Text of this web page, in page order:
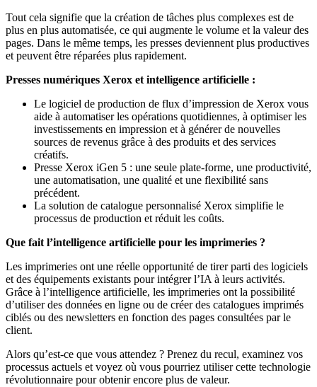
Tout cela signifie que la création de tâches plus complexes est de
plus en plus automatisée, ce qui augmente le volume et la valeur des
pages. Dans le même temps, les presses deviennent plus productives
et peuvent être réparées plus rapidement.
Presses numériques Xerox et intelligence artificielle :
Le logiciel de production de flux d’impression de Xerox vous
aide à automatiser les opérations quotidiennes, à optimiser les
investissements en impression et à générer de nouvelles
sources de revenus grâce à des produits et des services
créatifs.
Presse Xerox iGen 5 : une seule plate-forme, une productivité,
une automatisation, une qualité et une flexibilité sans
précédent.
La solution de catalogue personnalisé Xerox simplifie le
processus de production et réduit les coûts.
Que fait l’intelligence artificielle pour les imprimeries ?
Les imprimeries ont une réelle opportunité de tirer parti des logiciels
et des équipements existants pour intégrer l’IA à leurs activités.
Grâce à l’intelligence artificielle, les imprimeries ont la possibilité
d’utiliser des données en ligne ou de créer des catalogues imprimés
ciblés ou des newsletters en fonction des pages consultées par le
client.
Alors qu’est-ce que vous attendez ? Prenez du recul, examinez vos
processus actuels et voyez où vous pourriez utiliser cette technologie
révolutionnaire pour obtenir encore plus de valeur.